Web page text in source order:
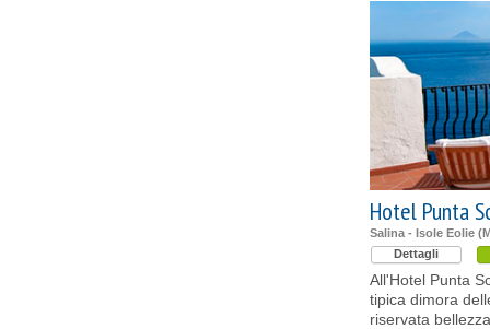
Hotel Punta
Salina - Isole Eolie
Dettagli
All'Hotel Punta
tipica dimora
riservata